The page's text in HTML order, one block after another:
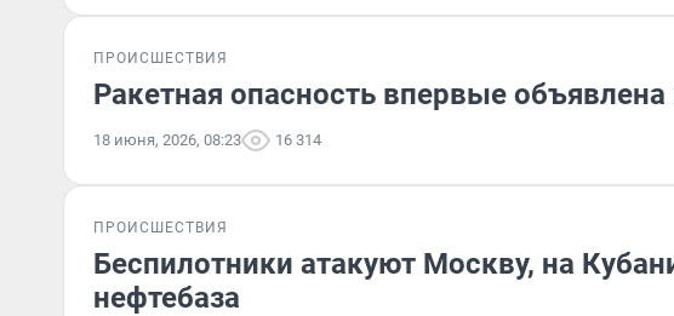
ПРОИСШЕСТВИЯ
Ракетная опасность впервые
18 июня, 2026, 08:23 16 314
ПРОИСШЕСТВИЯ
Беспилотники атакуют Москву, на
нефтебаза